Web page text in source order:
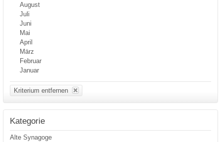
August
Juli
Juni
Mai
April
März
Februar
Januar
Kriterium entfernen
Kategorie
Alte Synagoge